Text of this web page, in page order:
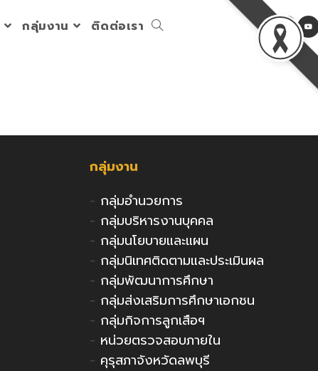
กลุ่มงาน ติดต่อเรา Toggle
กลุ่มงาน
- กลุ่มอำนวยการ
- กลุ่มบริหารงานบุคคล
- กลุ่มนโยบายและแผน
- กลุ่มนิเทศติดตามและประเมินผล
- กลุ่มพัฒนาการศึกษา
- กลุ่มส่งเสริมการศึกษาเอกชน
- กลุ่มกิจการลูกเสือฯ
- หน่วยตรวจสอบภายใน
- คุรุสภาจังหวัดลพบุรี